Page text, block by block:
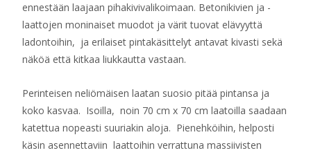
ennestään laajaan pihakivivalikoimaan. Betonikivien ja -
laattojen moninaiset muodot ja värit tuovat elävyyttä
ladontoihin, ja erilaiset pintakäsittelyt antavat kivasti sekä
näköä että kitkaa liukkautta vastaan.
Perinteisen neliömäisen laatan suosio pitää pintansa ja
koko kasvaa. Isoilla, noin 70 cm x 70 cm laatoilla saadaan
katettua nopeasti suuriakin aloja. Pienehköihin, helposti
käsin asennettaviin laattoihin verrattuna massiivisten